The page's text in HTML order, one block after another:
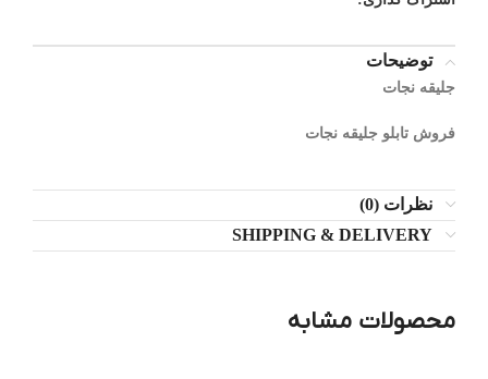
توضیحات
جلیقه نجات
فروش تابلو جلیقه نجات
نظرات (0)
SHIPPING & DELIVERY
محصولات مشابه